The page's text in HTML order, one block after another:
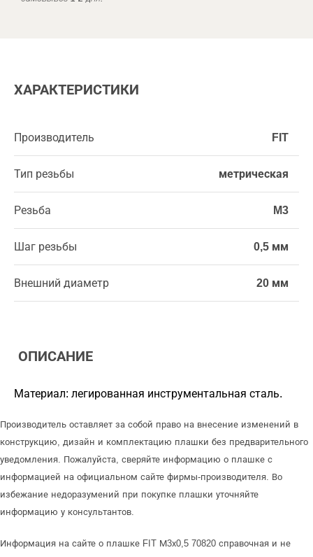
ХАРАКТЕРИСТИКИ
Производитель FIT
Тип резьбы метрическая
Резьба M3
Шаг резьбы 0,5 мм
Внешний диаметр 20 мм
ОПИСАНИЕ
Материал: легированная инструментальная сталь.
Производитель оставляет за собой право на внесение изменений в
конструкцию, дизайн и комплектацию плашки без предварительного
уведомления. Пожалуйста, сверяйте информацию о плашке с
информацией на официальном сайте фирмы-производителя. Во
избежание недоразумений при покупке плашки уточняйте
информацию у консультантов.
Информация на сайте о плашке FIT М3х0,5 70820 справочная и не